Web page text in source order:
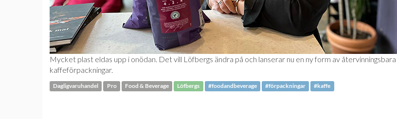
Mycket plast eldas upp i onödan. Det vill Löfbergs ändra på och lanserar nu en ny form av återvinningsbara
kaffeförpackningar.
Dagligvaruhandel Pro Food & Beverage Löfbergs #foodandbeverage #förpackningar #kaffe